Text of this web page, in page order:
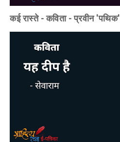
कई रास्ते - कविता - प्रवीन 'पथिक'